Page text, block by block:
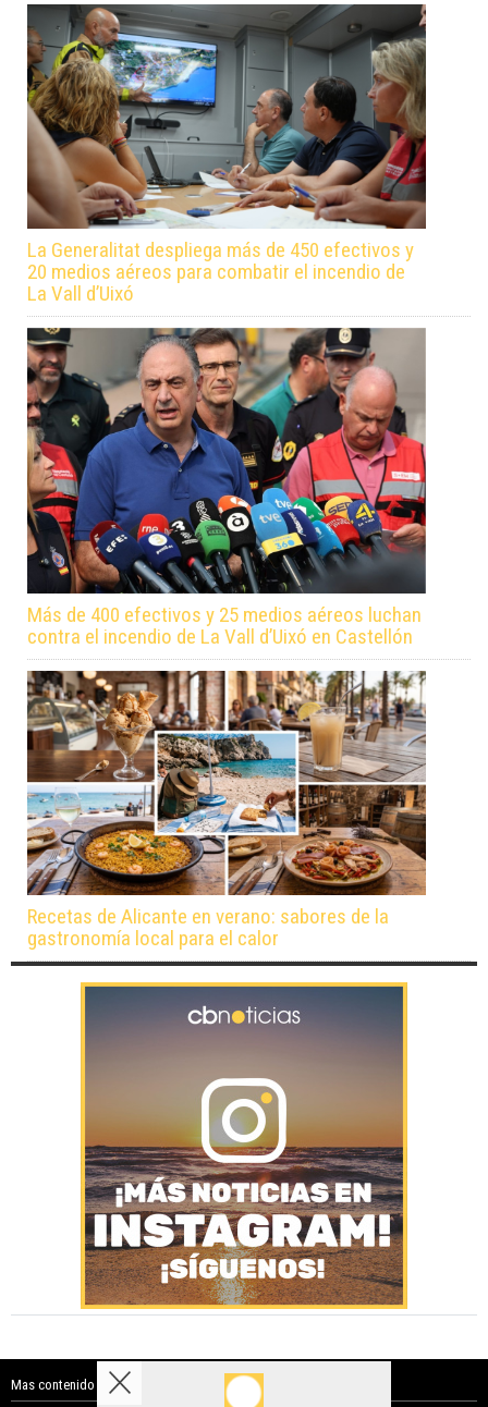
La Generalitat despliega más de 450 efectivos y
20 medios aéreos para combatir el incendio de
La Vall d’Uixó
Más de 400 efectivos y 25 medios aéreos luchan
contra el incendio de La Vall d’Uixó en Castellón
Recetas de Alicante en verano: sabores de la
gastronomía local para el calor
Mas contenido de Costa Blanca Noticias: